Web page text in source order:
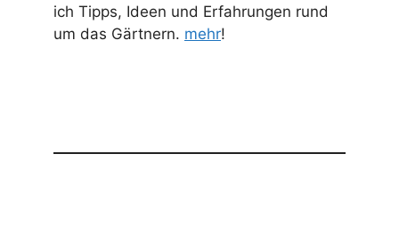
ich Tipps, Ideen und Erfahrungen rund
um das Gärtnern. mehr!